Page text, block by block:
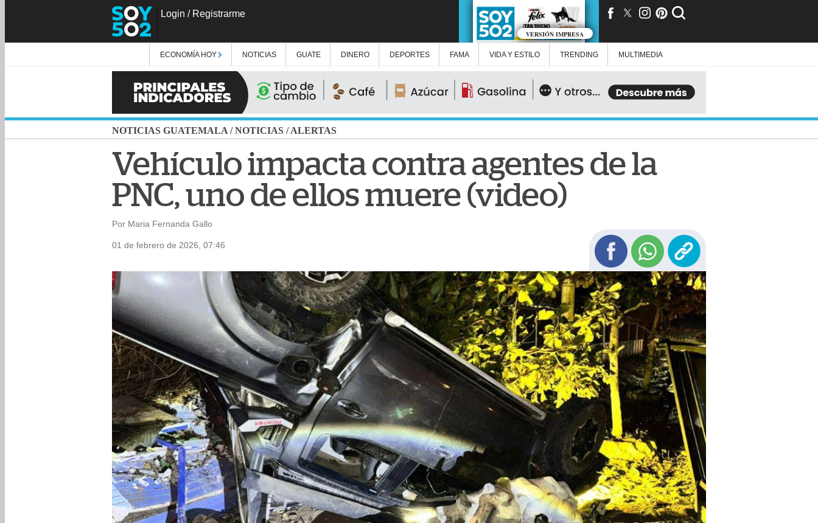
Login / Registrarme
VERSIÓN IMPRESA
ECONOMÍA HOY NOTICIAS GUATE DINERO DEPORTES FAMA VIDA Y ESTILO TRENDING MULTIMEDIA
NOTICIAS GUATEMALA /NOTICIAS /ALERTAS
Vehículo impacta contra agentes de la
PNC, uno de ellos muere (video)
Por Maria Fernanda Gallo
01 de febrero de 2026, 07:46